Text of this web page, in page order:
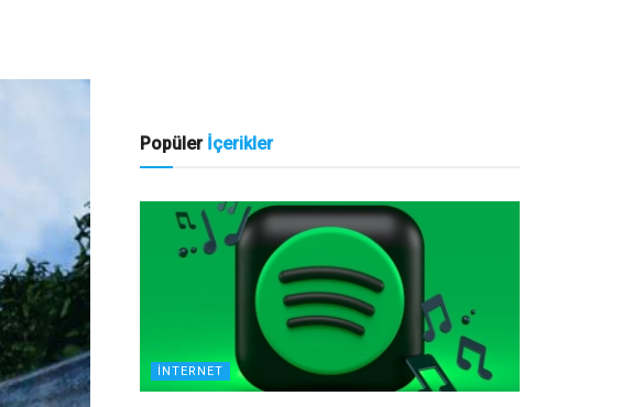
Popüler İçerikler
İNTERNET